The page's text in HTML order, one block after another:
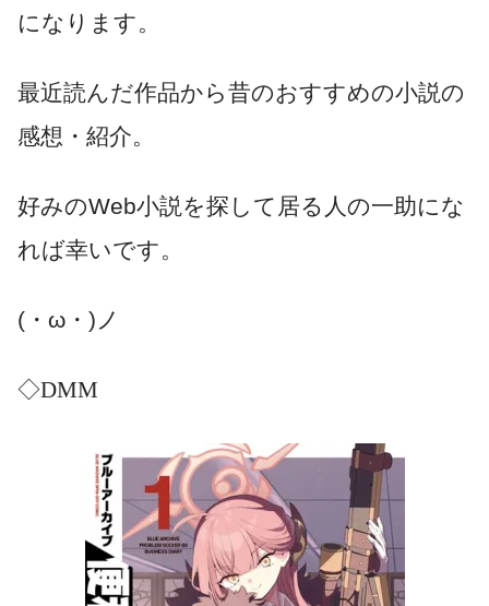
になります。
最近読んだ作品から昔のおすすめの小説の
感想・紹介。
好みのWeb小説を探して居る人の一助にな
れば幸いです。
(・ω・)ノ
◇DMM